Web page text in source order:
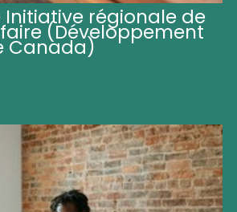
régionale de
(Développement
Canada)